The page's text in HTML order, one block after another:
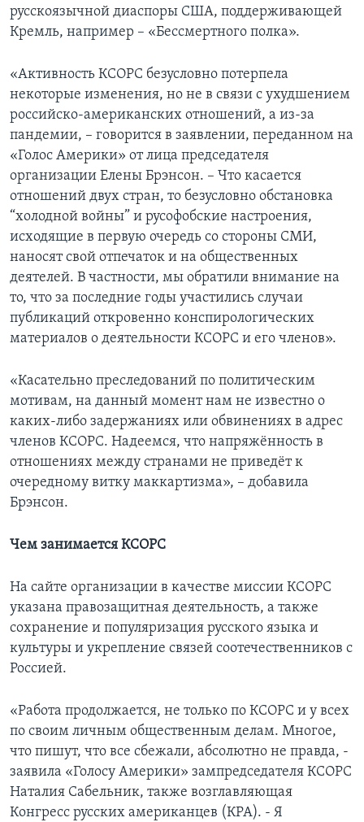
русскоязычной диаспоры США, поддерживающей
Кремль, например – «Бессмертного полка».
«Активность КСОРС безусловно потерпела
некоторые изменения, но не в связи с ухудшением
российско-американских отношений, а из-за
пандемии, – говорится в заявлении, переданном на
«Голос Америки» от лица председателя
организации Елены Брэнсон. – Что касается
отношений двух стран, то безусловно обстановка
“холодной войны” и русофобские настроения,
исходящие в первую очередь со стороны СМИ,
наносят свой отпечаток и на общественных
деятелей. В частности, мы обратили внимание на
то, что за последние годы участились случаи
публикаций откровенно конспирологических
материалов о деятельности КСОРС и его членов».
«Касательно преследований по политическим
мотивам, на данный момент нам не известно о
каких-либо задержаниях или обвинениях в адрес
членов КСОРС. Надеемся, что напряжённость в
отношениях между странами не приведёт к
очередному витку маккартизма», – добавила
Брэнсон.
Чем занимается КСОРС
На сайте организации в качестве миссии КСОРС
указана правозащитная деятельность, а также
сохранение и популяризация русского языка и
культуры и укрепление связей соотечественников с
Россией.
«Работа продолжается, не только по КСОРС и у всех
по своим личным общественным делам. Многое,
что пишут, что все сбежали, абсолютно не правда, -
заявила «Голосу Америки» зампредседателя КСОРС
Наталия Сабельник, также возглавляющая
Конгресс русских американцев (КРА). - Я